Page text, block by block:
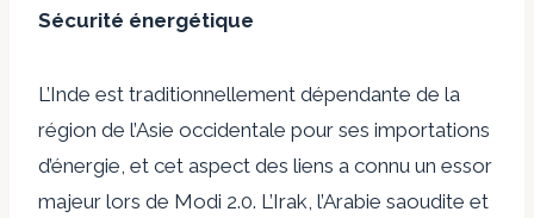
Sécurité énergétique
L’Inde est traditionnellement dépendante de la
région de l’Asie occidentale pour ses importations
d’énergie, et cet aspect des liens a connu un essor
majeur lors de Modi 2.0. L’Irak, l’Arabie saoudite et